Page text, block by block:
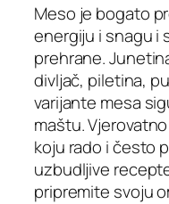
Meso je bogato
energiju i snagu i
prehrane.
divljač, piletina,
varijante mesa
maštu.
koju rado i često
uzbudljive
pripremite svoju